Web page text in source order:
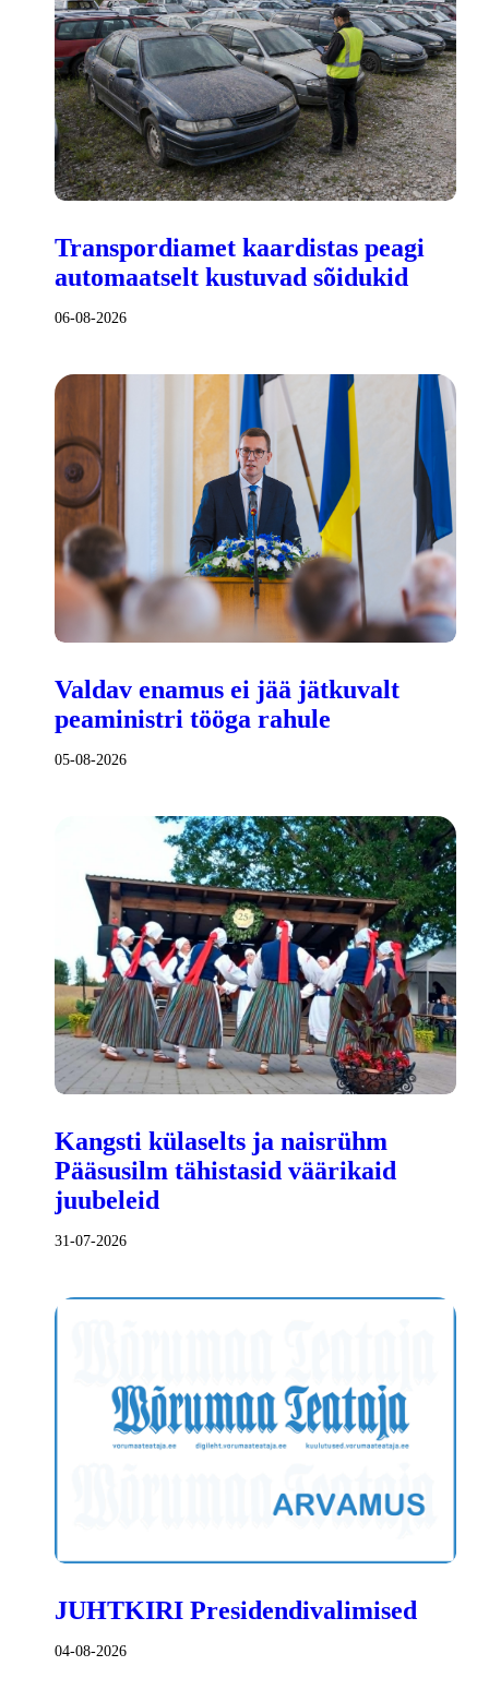
Transpordiamet kaardistas peagi
automaatselt kustuvad sõidukid
06-08-2026
Valdav enamus ei jää jätkuvalt
peaministri tööga rahule
05-08-2026
Kangsti külaselts ja naisrühm
Pääsusilm tähistasid väärikaid
juubeleid
31-07-2026
JUHTKIRI Presidendivalimised
04-08-2026